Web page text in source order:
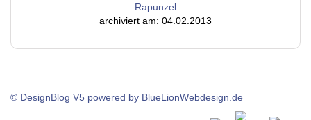
Rapunzel
archiviert am: 04.02.2013
© DesignBlog V5 powered by BlueLionWebdesign.de